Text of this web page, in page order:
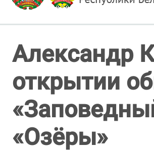
Александр
открытии
«Озёры»